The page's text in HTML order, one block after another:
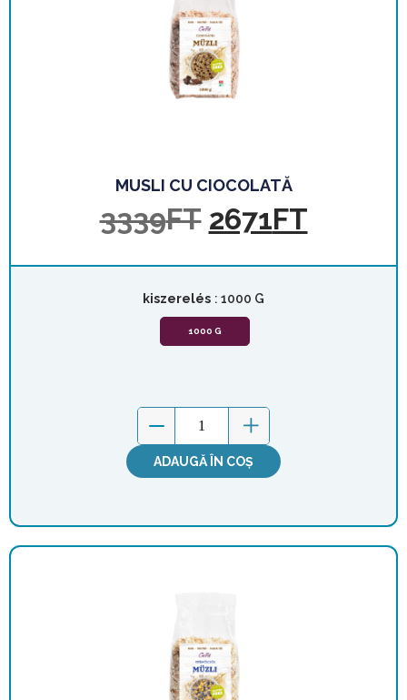
MUSLI CU CIOCOLATĂ
3339FT 2671FT
kiszerelés : 1000 G
1000 G
ADAUGĂ ÎN COȘ